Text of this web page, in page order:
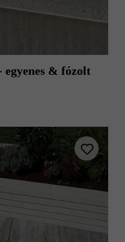
egyenes & fózolt